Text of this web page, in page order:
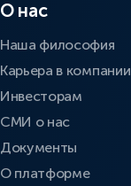
О нас
Наша философия
Карьера в компании
Инвесторам
СМИ о нас
Документы
О платформе